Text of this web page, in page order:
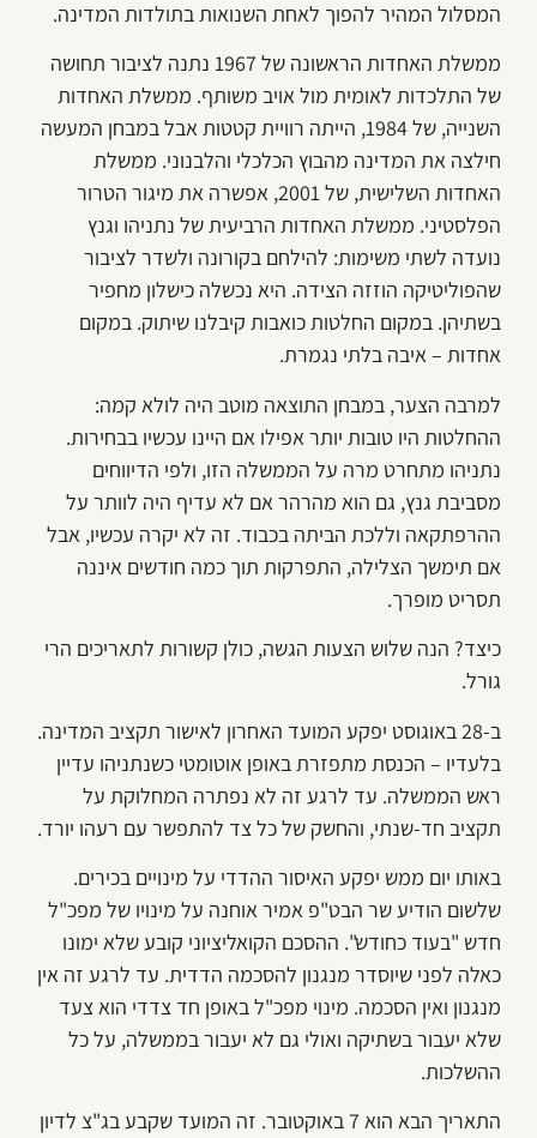
המסלול המהיר להפוך לאחת השנואות בתולדות המדינה.
ממשלת האחדות הראשונה של 1967 נתנה לציבור תחושה
של התלכדות לאומית מול אויב משותף. ממשלת האחדות
השנייה, של 1984, הייתה רוויית קטטות אבל במבחן המעשה
חילצה את המדינה מהבוץ הכלכלי והלבנוני. ממשלת
האחדות השלישית, של 2001, אפשרה את מיגור הטרור
הפלסטיני. ממשלת האחדות הרביעית של נתניהו וגנץ
נועדה לשתי משימות: להילחם בקורונה ולשדר לציבור
שהפוליטיקה הוזזה הצידה. היא נכשלה כישלון מחפיר
בשתיהן. במקום החלטות כואבות קיבלנו שיתוק. במקום
אחדות – איבה בלתי נגמרת.
למרבה הצער, במבחן התוצאה מוטב היה לולא קמה:
ההחלטות היו טובות יותר אפילו אם היינו עכשיו בבחירות.
נתניהו מתחרט מרה על הממשלה הזו, ולפי הדיווחים
מסביבת גנץ, גם הוא מהרהר אם לא עדיף היה לוותר על
ההרפתקאה וללכת הביתה בכבוד. זה לא יקרה עכשיו, אבל
אם תימשך הצלילה, התפרקות תוך כמה חודשים איננה
תסריט מופרך.
כיצד? הנה שלוש הצעות הגשה, כולן קשורות לתאריכים הרי
גורל.
ב-28 באוגוסט יפקע המועד האחרון לאישור תקציב המדינה.
בלעדיו – הכנסת מתפזרת באופן אוטומטי כשנתניהו עדיין
ראש הממשלה. עד לרגע זה לא נפתרה המחלוקת על
תקציב חד-שנתי, והחשק של כל צד להתפשר עם רעהו יורד.
באותו יום ממש יפקע האיסור ההדדי על מינויים בכירים.
שלשום הודיע שר הבט"פ אמיר אוחנה על מינויו של מפכ"ל
חדש "בעוד כחודש". ההסכם הקואליציוני קובע שלא ימונו
כאלה לפני שיוסדר מנגנון להסכמה הדדית. עד לרגע זה אין
מנגנון ואין הסכמה. מינוי מפכ"ל באופן חד צדדי הוא צעד
שלא יעבור בשתיקה ואולי גם לא יעבור בממשלה, על כל
ההשלכות.
התאריך הבא הוא 7 באוקטובר. זה המועד שקבע בג"צ לדיון